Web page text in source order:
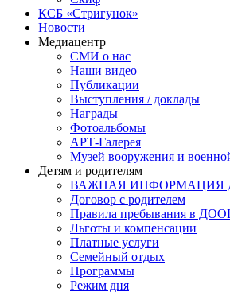
КСБ «Стригунок»
Новости
Медиацентр
СМИ о нас
Наши видео
Публикации
Выступления / доклады
Награды
Фотоальбомы
АРТ-Галерея
Музей вооружения и
Детям и родителям
ВАЖНАЯ ИНФОРМАЦИЯ
Договор с родителем
Правила пребывания в
Льготы и компенсации
Платные услуги
Семейный отдых
Программы
Режим дня